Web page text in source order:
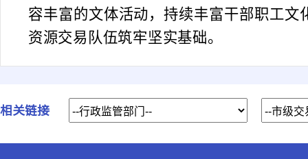
容丰富的文体活动，持续丰富干部职工
资源交易队伍筑牢坚实基础。
相关链接